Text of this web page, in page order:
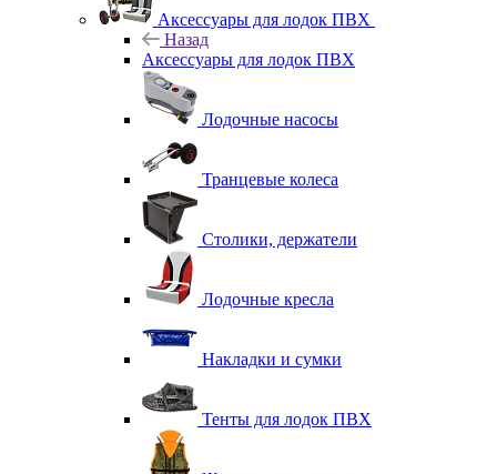
Аксессуары для лодок ПВХ
Назад
Аксессуары для лодок ПВХ
Лодочные насосы
Транцевые колеса
Столики, держатели
Лодочные кресла
Накладки и сумки
Тенты для лодок ПВХ